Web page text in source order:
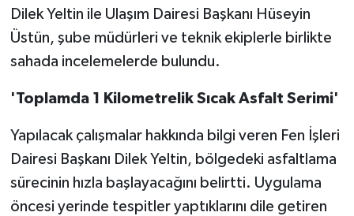
Dilek Yeltin ile Ulaşım Dairesi Başkanı Hüseyin
Üstün, şube müdürleri ve teknik ekiplerle birlikte
sahada incelemelerde bulundu.
'Toplamda 1 Kilometrelik Sıcak Asfalt Serimi'
Yapılacak çalışmalar hakkında bilgi veren Fen İşleri
Dairesi Başkanı Dilek Yeltin, bölgedeki asfaltlama
sürecinin hızla başlayacağını belirtti. Uygulama
öncesi yerinde tespitler yaptıklarını dile getiren